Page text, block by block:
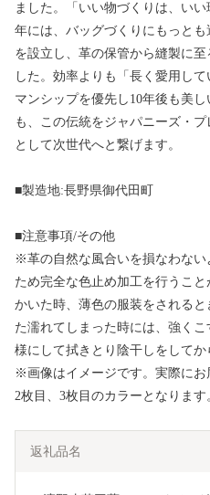
ました。「いい物づくりは、い
年には、バッグづくりにもっと
を設立し、革の保管から縫製に
した。効率よりも「長く愛用し
マンシップを優先し10年後も美
も、この伝統をジャパニーズ・
として次世代へと繋げます。
■製造地:長野県御代田町
■注意事項/その他
※革の自然な風合いを損なわな
ため完全な色止め加工を行うこ
かいた時、薄色の服装をされる
た濡れてしまった時には、強く
様にして拭きとり陰干しをしてか
※画像はイメージです。実際にお
2枚目、3枚目のカラーとなります
返礼品名